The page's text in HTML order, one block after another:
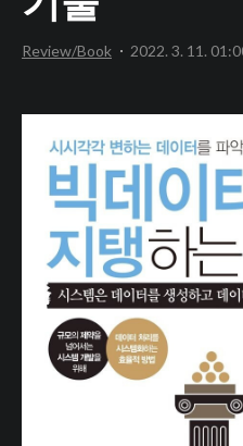
Review/Book 2022. 3. 11.